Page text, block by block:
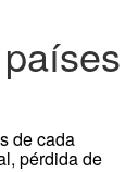
de cada
pérdida de